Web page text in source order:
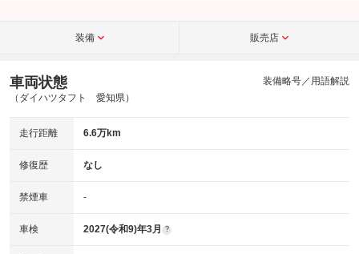
装備 販売店
車両状態
（ダイハツタフト 愛知県）
装備略号／用語解説
走行距離 6.6万km
修復歴 なし
禁煙車 -
車検 2027(令和9)年3月 ?